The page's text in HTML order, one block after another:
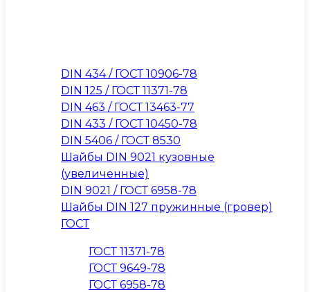
DIN 434 / ГОСТ 10906-78
DIN 125 / ГОСТ 11371-78
DIN 463 / ГОСТ 13463-77
DIN 433 / ГОСТ 10450-78
DIN 5406 / ГОСТ 8530
Шайбы DIN 9021 кузовные
(увеличенные)
DIN 9021 / ГОСТ 6958-78
Шайбы DIN 127 пружинные (гровер)
ГОСТ
ГОСТ 11371-78
ГОСТ 9649-78
ГОСТ 6958-78